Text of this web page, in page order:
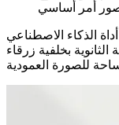
الذكاء الاصطناعي
بخلفية زرقاء